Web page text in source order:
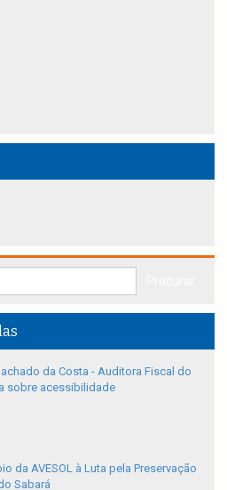
da Costa - Auditora Fiscal do
sobre acessibilidade
da AVESOL à Luta pela Preservação
Sabará